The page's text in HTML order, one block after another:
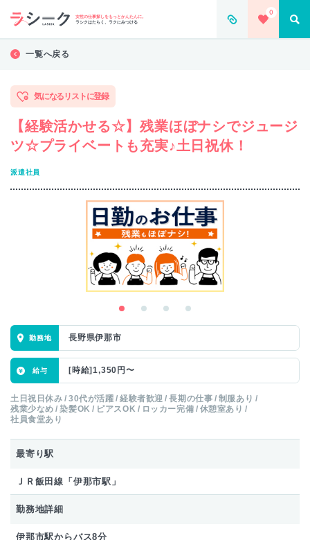
女性の仕事探しをもっとかんたんに。
ラシクはたらく、ラクにみつける
0
一覧へ戻る
気になるリストに登録
【経験活かせる☆】残業ほぼナシでジュージ
ツ☆プライベートも充実♪土日祝休！
派遣社員
長野県伊那市
[時給]1,350円〜
土日祝日休み 30代が活躍 経験者歓迎 長期の仕事
制服あり
残業少なめ
染髪OK ピアスOK ロッカー完備
休憩室あり
社員食堂あり
最寄り駅
ＪＲ飯田線「伊那市駅」
勤務地詳細
伊那市駅からバス8分